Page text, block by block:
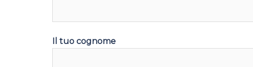
Il tuo cognome